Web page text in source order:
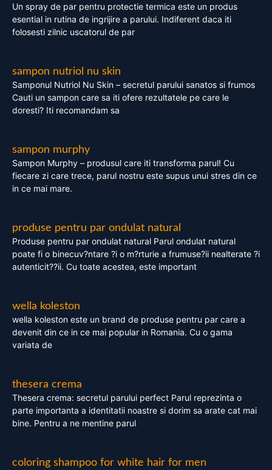
Un spray de par pentru protectie termica este un produs
esential in rutina de ingrijire a parului. Indiferent daca iti
folosesti zilnic uscatorul de par
sampon nutriol nu skin
Samponul Nutriol Nu Skin – secretul parului sanatos si frumos
Cauti un sampon care sa iti ofere rezultatele pe care le
doresti? Iti recomandam sa
sampon murphy
Sampon Murphy – produsul care iti transforma parul! Cu
fiecare zi care trece, parul nostru este supus unui stres din ce
in ce mai mare.
produse pentru par ondulat natural
Produse pentru par ondulat natural Parul ondulat natural
poate fi o binecuv?ntare ?i o m?rturie a frumuse?ii nealterate ?i
autenticit??ii. Cu toate acestea, este important
wella koleston
wella koleston este un brand de produse pentru par care a
devenit din ce in ce mai popular in Romania. Cu o gama
variata de
thesera crema
Thesera crema: secretul parului perfect Parul reprezinta o
parte importanta a identitatii noastre si dorim sa arate cat mai
bine. Pentru a ne mentine parul
coloring shampoo for white hair for men